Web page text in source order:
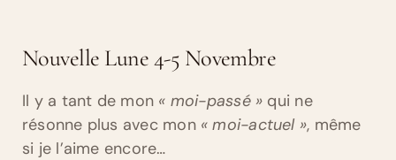
Nouvelle Lune 4-5 Novembre
Il y a tant de mon « moi-passé » qui ne
résonne plus avec mon « moi-actuel », même
si je l’aime encore…